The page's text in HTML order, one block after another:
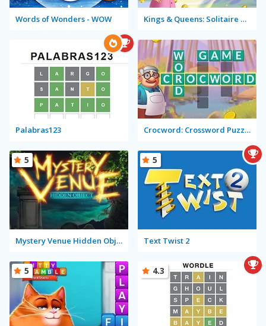
Words of Wonders - WOW Kings & Queens: Solitaire Tripeaks
Palabras123 Crocword: Crossword Puzzle Game
Mystery Venue Hidden Object
5
Text Twist 2
5
5 4.3